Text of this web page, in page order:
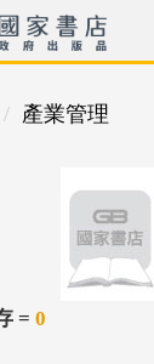
產業管理
= 0